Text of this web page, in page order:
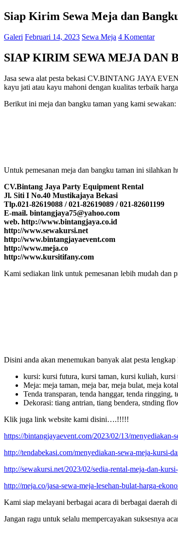
Siap Kirim Sewa Meja dan
Galeri Februari 14, 2023 Sewa Meja 4 Komentar
SIAP KIRIM SEWA MEJA DAN
Jasa sewa alat pesta bekasi CV.BINTANG JAYA
kayu jati atau kayu mahoni dengan kualitas terbaik
Berikut ini meja dan bangku taman yang kami sewakan:
Untuk pemesanan meja dan bangku taman ini silahkan
CV.Bintang Jaya Party Equipment Rental
Jl. Siti I No.40 Mustikajaya Bekasi
Tlp.021-82619088 / 021-82619089 / 021-82601199
E-mail. bintangjaya75@yahoo.com
web. http://www.bintangjaya.co.id
http://www.sewakursi.net
http://www.bintangjayaevent.com
http://www.meja.co
http://www.kursitifany.com
Kami sediakan link untuk pemesanan lebih mudah dan
Disini anda akan menemukan banyak alat pesta
kursi: kursi futura, kursi taman, kursi kuliah,
Meja: meja taman, meja bar, meja bulat, meja
Tenda transparan, tenda hanggar, tenda
Dekorasi: tiang antrian, tiang bendera, stnding
Klik juga link website kami disini….!!!!!
https://bintangjayaevent.com/2023/02/13/menyediakan-
http://tendabekasi.com/menyediakan-sewa-meja-kursi-
http://sewakursi.net/2023/02/sedia-rental-meja-dan-
http://meja.co/jasa-sewa-meja-lesehan-bulat-harga-
Kami siap melayani berbagai acara di berbagai daerah
Jangan ragu untuk selalu mempercayakan suksesnya